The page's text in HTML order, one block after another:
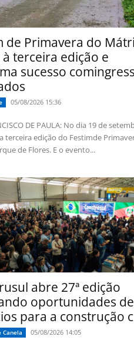
de Primavera do
à terceira edição e
sucesso
05/08/2026 15:36
DE PAULA: No dia 19 de
terceira edição do Festimde
de Flores. E o evento...
abre 27ª edição
oportunidades de
para a construção
Canela 05/08/2026 14:05